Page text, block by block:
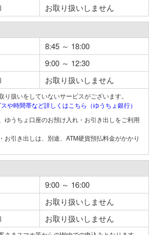
お取り扱いしません
8:45 ～ 18:00
9:00 ～ 12:30
お取り扱いしません
扱いをしていないサービスがございます。
や時間帯など詳しくはこちら（ゆうちょ銀行）
ゆうちょ口座のお預け入れ・お引き出しをご利用
お引き出しは、別途、ATM硬貨預払料金がかかり
9:00 ～ 16:00
お取り扱いしません
お取り扱いしません